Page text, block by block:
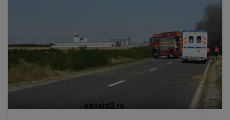
kanald2.ro